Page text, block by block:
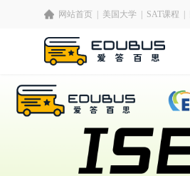
网站首页 美国大学 SAT课程